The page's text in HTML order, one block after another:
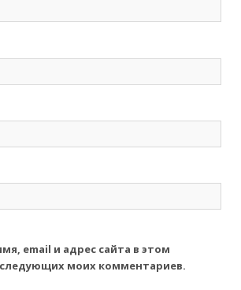
email и адрес сайта в этом
моих комментариев.